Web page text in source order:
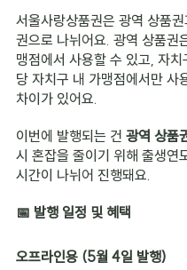
서울사랑상품권은 광역 상품
권으로 나뉘어요. 광역 상품권
맹점에서 사용할 수 있고, 자치
당 자치구 내 가맹점에서만 사
차이가 있어요.
이번에 발행되는 건 광역 상품
시 혼잡을 줄이기 위해 출생연
시간이 나뉘어 진행돼요.
📅 발행 일정 및 혜택
오프라인용 (5월 4일 발행)